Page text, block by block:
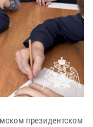
президентском